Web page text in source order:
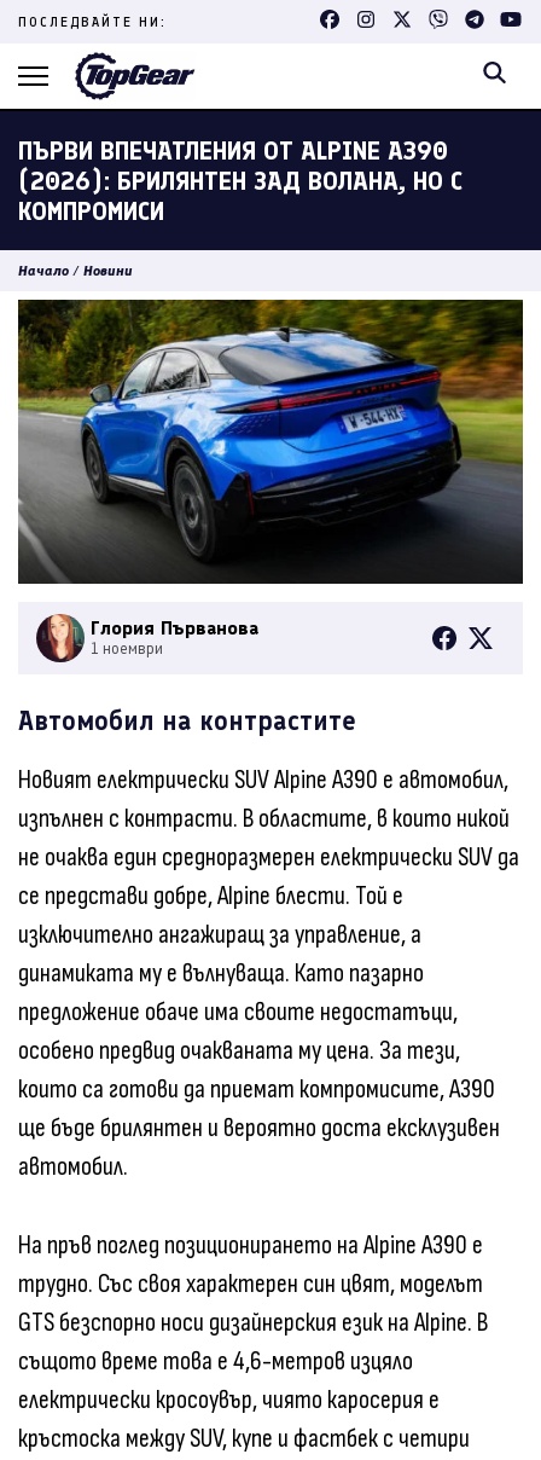
Skip
content
ПОСЛЕДВАЙТЕ НИ:
ПЪРВИ ВПЕЧАТЛЕНИЯ ОТ ALPINE A390
(2026): БРИЛЯНТЕН ЗАД ВОЛАНА, НО С
КОМПРОМИСИ
Начало / Новини
Глория Първанова
1 ноември
Автомобил на контрастите
Новият електрически SUV Alpine A390 е автомобил,
изпълнен с контрасти. В областите, в които никой
не очаква един средноразмерен електрически SUV да
се представи добре, Alpine блести. Той е
изключително ангажиращ за управление, а
динамиката му е вълнуваща. Като пазарно
предложение обаче има своите недостатъци,
особено предвид очакваната му цена. За тези,
които са готови да приемат компромисите, A390
ще бъде брилянтен и вероятно доста ексклузивен
автомобил.
На пръв поглед позиционирането на Alpine A390 е
трудно. Със своя характерен син цвят, моделът
GTS безспорно носи дизайнерския език на Alpine. В
същото време това е 4,6-метров изцяло
електрически кросоувър, чиято каросерия е
кръстоска между SUV, купе и фастбек с четири